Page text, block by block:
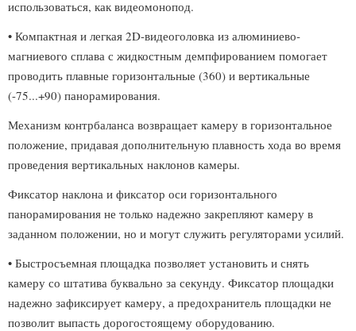
использоваться, как видеомонопод.
• Компактная и легкая 2D-видеоголовка из алюминиево-
магниевого сплава с жидкостным демпфированием помогает
проводить плавные горизонтальные (360) и вертикальные
(-75...+90) панорамирования.
Механизм контрбаланса возвращает камеру в горизонтальное
положение, придавая дополнительную плавность хода во время
проведения вертикальных наклонов камеры.
Фиксатор наклона и фиксатор оси горизонтального
панорамирования не только надежно закрепляют камеру в
заданном положении, но и могут служить регуляторами усилий.
• Быстросъемная площадка позволяет установить и снять
камеру со штатива буквально за секунду. Фиксатор площадки
надежно зафиксирует камеру, а предохранитель площадки не
позволит выпасть дорогостоящему оборудованию.